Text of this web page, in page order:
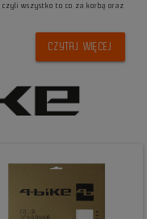
, czyli wszystko to co za korbą oraz
CZYTAJ WIĘCEJ